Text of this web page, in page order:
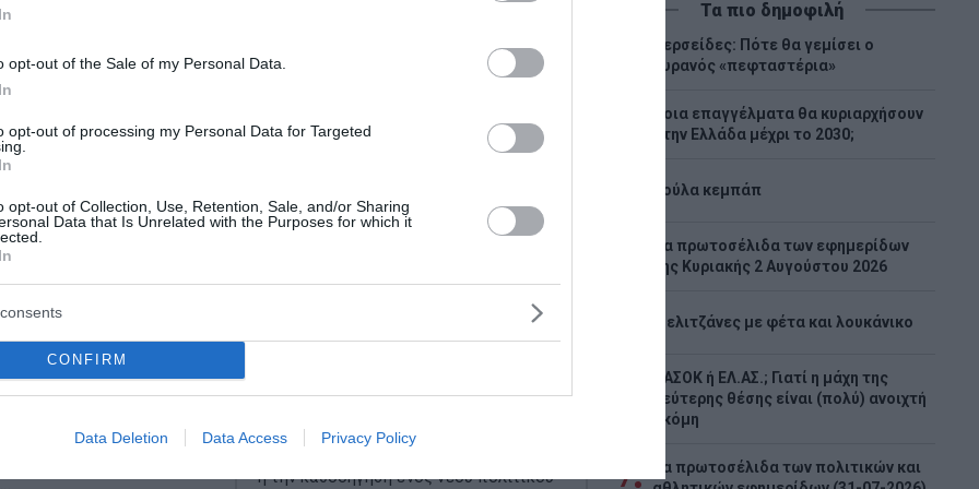
opt-out of the Sale of my Personal Data.
opt-out of processing my Personal Data for Targeted
opt-out of Collection, Use, Retention, Sale, and/or Sharing
Data that Is Unrelated with the Purposes for which it
CONFIRM
Data Deletion Data Access Privacy Policy
γη και δανεικά και
προκάλεσαν και στη
πυρκαγιές. Οι
φαινόμενο που
Πώς ο Τσίπρας λειτουργεί ως
Μητσοτάκη
Η επανεμφάνιση του Αλέξη Τσίπρα στην
ή την καθοδήγηση ενός νέου πολιτικού
Τα πιο δημοφιλή
Περσείδες: Πότε θα γεμίσει ο
ουρανός «πεφταστέρια»
Ποια επαγγέλματα θα κυριαρχήσουν
στην Ελλάδα μέχρι το 2030;
Λούλα κεμπάπ
Tα πρωτοσέλιδα των εφημερίδων
της Κυριακής 2 Αυγούστου 2026
Μελιτζάνες με φέτα και λουκάνικο
ΠΑΣΟΚ ή ΕΛ.ΑΣ.; Γιατί η μάχη της
δεύτερης θέσης είναι (πολύ) ανοιχτή
ακόμη
7
Τα πρωτοσέλιδα των πολιτικών και